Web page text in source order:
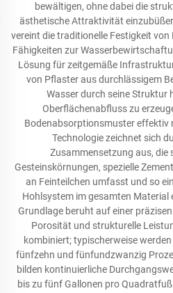
bewältigen, ohne dabei die
ästhetische Attraktivität
vereint die traditionelle Festigkeit
Fähigkeiten zur
Lösung für zeitgemäße
von Pflaster aus durchlässigem
Wasser durch seine Struktur
Oberflächenabfluss zu
Bodenabsorptionsmuster effektiv
Technologie zeichnet sich
Zusammensetzung aus,
Gesteinskörnungen, spezielle
an Feinteilchen umfasst und so
Hohlsystem im gesamten Material
Grundlage beruht auf einer
Porosität und strukturelle
kombiniert; typischerweise
fünfzehn und fünfundzwanzig
bilden kontinuierliche
bis zu fünf Gallonen pro